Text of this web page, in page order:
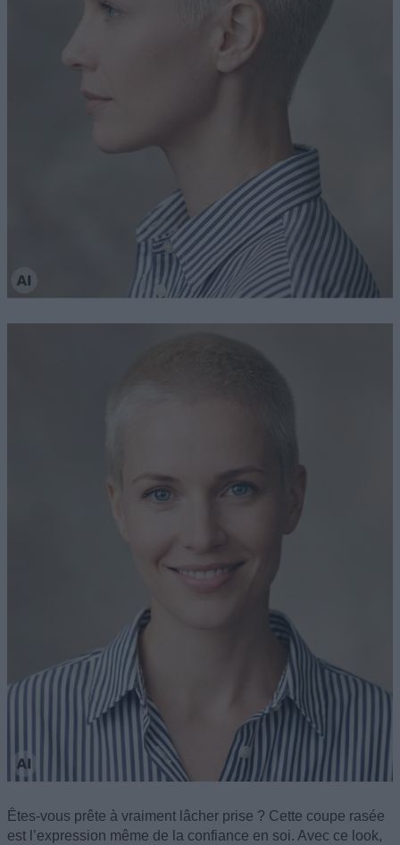
Êtes-vous prête à vraiment lâcher prise ? Cette coupe rasée
est l’expression même de la confiance en soi. Avec ce look,